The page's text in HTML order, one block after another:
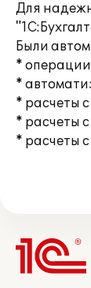
Для
Были
* операции
*
* расчеты
* расчеты
* расчеты